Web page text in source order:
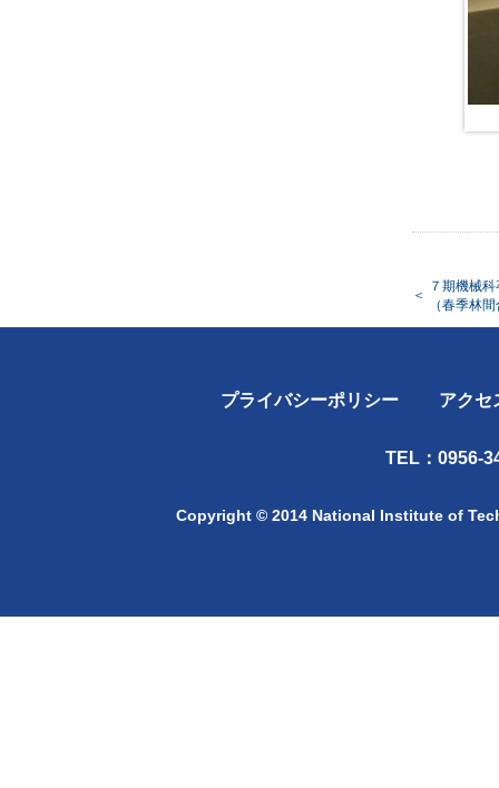
＜
７期機械
（春季林
プライバシーポリシー アクセ
TEL：0956-
Copyright © 2014 National Institute of